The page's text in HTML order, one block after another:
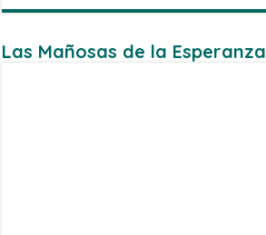
Las Mañosas de la Esperanza